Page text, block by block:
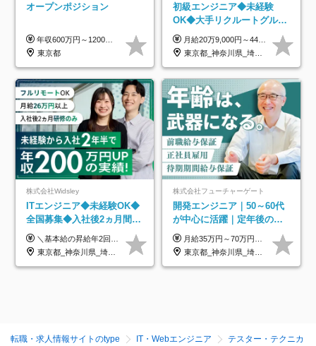
オープンポジション
年収600万円～1200万円 ※上記年収は、想定年収です。住居費補助、子手当などの各種手当を含む金額です。 ※経験・能力等を考慮の上、当社規定により決定します。
東京都
初級エンジニア◆未経験
OK◆大手リクルートグルー
プ正社員◆独自の教育体制
◆住宅手当制度あり/s
月給20万9,000円～44万円 ※試用期間6カ月あり（期間中の待遇に変更なし） ※経験・能力・前給を考慮の上、決定いたします ※時間外手当100％支給 ※派遣就業先が変更となる場合には、就業規則、労使協定等に基づき賃金が変更となる可能性があります
東京都_神奈川県_埼玉県_千葉県_大阪府_愛知県_青森県_岩手県_宮城県_秋田県_山形県_福島県_茨城県_栃木県_群馬県_山梨県_長野県_福井県_静岡県_岐阜県_三重県_兵庫県_京都府_滋賀県_奈良県_広島県_岡山県_山口県_香川県_福岡県_熊本県_佐賀県_長崎県_大分県_宮崎県_鹿児島県
株式会社Widsley
ITエンジニア◆未経験OK◆
全国募集◆入社後2ヵ月間は
研修のみ◆フルリモート
OK◆残業月3h◆服装髪型自
＼基本給の昇給年2回＆プロジェクト手当による昇給年12回！！／ 【経験者の場合】 月給33万円～70万円＋プロジェクト手当＋資格手当 ★スキルや経験を考慮の上、優遇します ★上記給与には固定残業代20時間分(月4万3883円～)を含みます。残業が超過した場合は、追加支給します(残業は月平均3時間とほぼ発生しません。残業がなくても、固定残業代は支給されます) ★試用期間中も、月給や福利厚生等は同じです ---------- 【未経験者の場合】 月給26万円～50万円＋プロジェクト手当＋資格手当 ★スキルや経験を考慮の上、優遇します ★上記給与には固定残業代20時間分(月3万719円～)を含みます。残業が超過した場合は、追加支給します(残業は月平均3時間とほぼ発生しません。残業がなくても、固定残業代は支給されます) ★試用期間6ヵ月あり ・1ヶ月目～：月給23万円～ ・2ヶ月目～6ヶ月目：月給23万円～＋プロジェクト手当1～3万円 （上記給与にはそれぞれ固定残業代20時間分(月3万719円～)を含み、超過した場合は追加支給します。） ---------- 【プロジェクト手当について】 参画するプロジェクトの単価に応じて毎月の歩合給を支給します 業界内でもトップクラスの高還元です！
東京都_神奈川県_埼玉県_千葉県_大阪府_愛知県_北海道_青森県_岩手県_宮城県_秋田県_山形県_福島県_茨城県_栃木県_群馬県_新潟県_山梨県_長野県_富山県_石川県_福井県_静岡県_岐阜県_三重県_兵庫県_京都府_滋賀県_奈良県_和歌山県_広島県_岡山県_鳥取県_島根県_山口県_徳島県_香川県_愛媛県_高知県_福岡県_熊本県_佐賀県_長崎県_大分県_宮崎県_鹿児島県_沖縄県
株式会社フューチャーゲート
開発エンジニア｜50～60代
が中心に活躍｜定年後の給
与減ナシ｜年収50万円アッ
プ実績／昇給率92％（直近3
年）
月給35万円～70万円（固定残業代30時間分63,869円～を含む）+賞与年1回 ※30時間を超える分は別途支給します ●これまでのご経験・スキル・前職給与をできる限り考慮します ●待機期間も給与を100％支給します ●試用期間中も給与や福利厚生は同じです ≪年収を維持しながら長く働けます！≫ 一般的な企業では55歳や60歳を機に年収が下がりますが、 当社は役職などではなく「スキルや経験」で評価。 エンジニアとして長く働きながら あなたにふさわしい年収を維持できます！
東京都_神奈川県_埼玉県_千葉県
転職・求人情報サイトのtype IT・Webエンジニア テスター・テクニカ